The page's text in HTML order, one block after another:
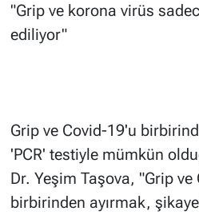
"Grip ve korona virüs
ediliyor"
Grip ve Covid-19'u
'PCR' testiyle mümkün
Dr. Yeşim Taşova, "Grip ve
birbirinden ayırmak,